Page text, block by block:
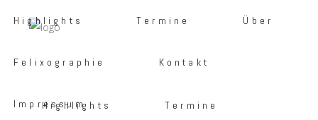
Highlights Termine
Highlights Termine Über
Felixographie Kontakt
Impressum